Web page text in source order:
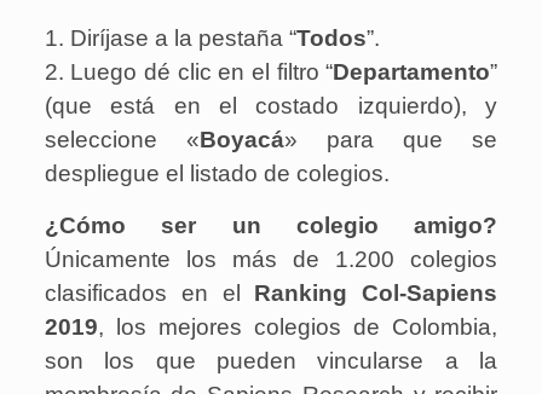
1. Diríjase a la pestaña “Todos”.
2. Luego dé clic en el filtro “Departamento”
(que está en el costado izquierdo), y
seleccione «Boyacá» para que se
despliegue el listado de colegios.
¿Cómo ser un colegio amigo?
Únicamente los más de 1.200 colegios
clasificados en el Ranking Col-Sapiens
2019, los mejores colegios de Colombia,
son los que pueden vincularse a la